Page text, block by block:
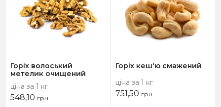
Горіх волоський
метелик очищений
ціна за 1 кг
548,10 грн
Горіх кеш'ю смажений
ціна за 1 кг
751,50 грн